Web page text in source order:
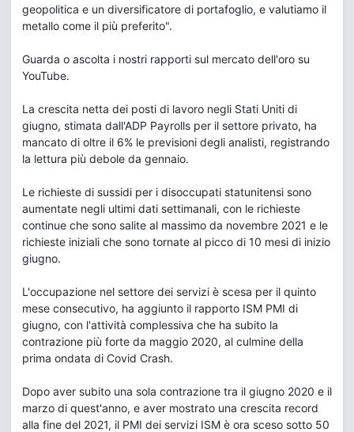
geopolitica e un diversificatore di portafoglio, e valutiamo il
metallo come il più preferito".
Guarda o ascolta i nostri rapporti sul mercato dell'oro su
YouTube.
La crescita netta dei posti di lavoro negli Stati Uniti di
giugno, stimata dall'ADP Payrolls per il settore privato, ha
mancato di oltre il 6% le previsioni degli analisti, registrando
la lettura più debole da gennaio.
Le richieste di sussidi per i disoccupati statunitensi sono
aumentate negli ultimi dati settimanali, con le richieste
continue che sono salite al massimo da novembre 2021 e le
richieste iniziali che sono tornate al picco di 10 mesi di inizio
giugno.
L'occupazione nel settore dei servizi è scesa per il quinto
mese consecutivo, ha aggiunto il rapporto ISM PMI di
giugno, con l'attività complessiva che ha subito la
contrazione più forte da maggio 2020, al culmine della
prima ondata di Covid Crash.
Dopo aver subito una sola contrazione tra il giugno 2020 e il
marzo di quest'anno, e aver mostrato una crescita record
alla fine del 2021, il PMI dei servizi ISM è ora sceso sotto 50